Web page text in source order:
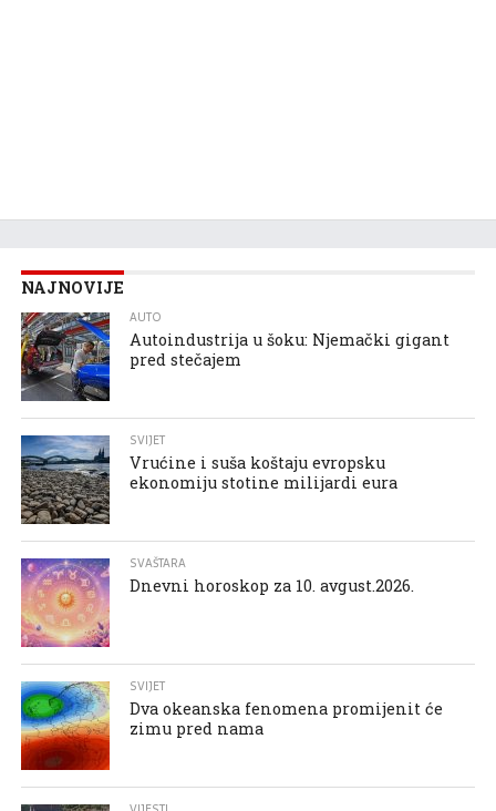
NAJNOVIJE
AUTO
Autoindustrija u šoku: Njemački gigant
pred stečajem
SVIJET
Vrućine i suša koštaju evropsku
ekonomiju stotine milijardi eura
SVAŠTARA
Dnevni horoskop za 10. avgust.2026.
SVIJET
Dva okeanska fenomena promijenit će
zimu pred nama